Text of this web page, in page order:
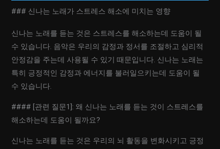
### 신나는 노래가 스트레스 해소에 미치는 영향
신나는 노래를 듣는 것은 스트레스를 해소하는데 도움이 될
수 있습니다. 음악은 우리의 감정과 정서를 조절하고 심리적
안정감을 주는데 사용될 수 있기 때문입니다. 신나는 노래는
특히 긍정적인 감정과 에너지를 불러일으키는데 도움이 될
수 있습니다.
#### [관련 질문1]: 왜 신나는 노래를 듣는 것이 스트레스를
해소하는데 도움이 될까요?
신나는 노래를 듣는 것은 우리의 뇌 활동을 변화시키고 긍정